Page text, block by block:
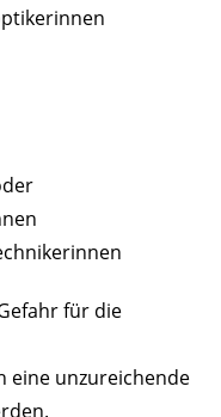
für die
eine unzureichende